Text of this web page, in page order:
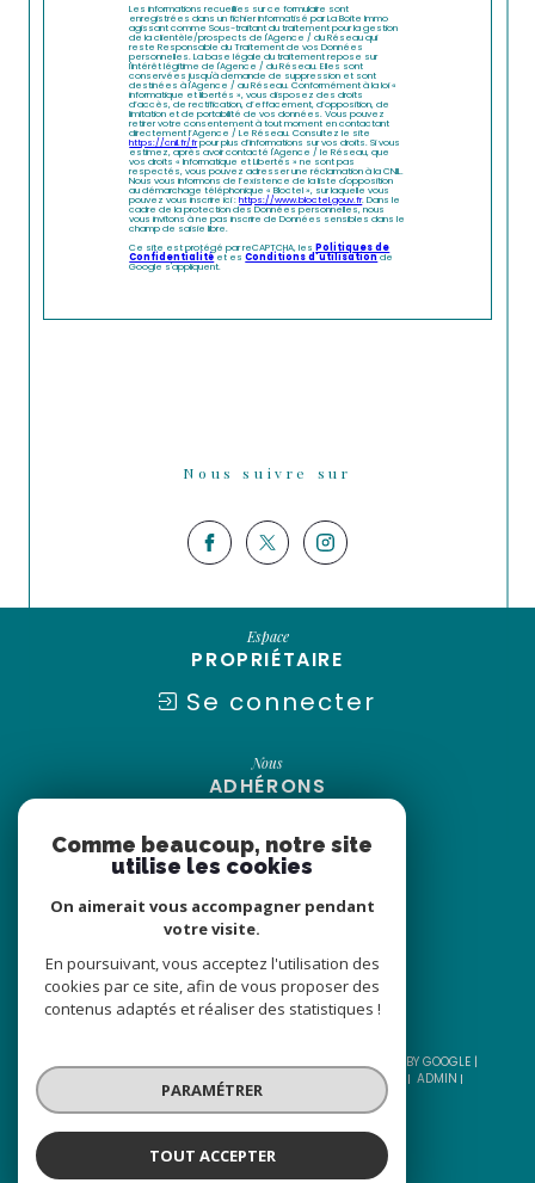
Les informations recueillies sur ce formulaire sont
enregistrées dans un fichier informatisé par La Boite Immo
agissant comme Sous-traitant du traitement pour la gestion
de la clientèle/prospects de l'Agence / du Réseau qui
reste Responsable du Traitement de vos Données
personnelles. La base légale du traitement repose sur
l'intérêt légitime de l'Agence / du Réseau. Elles sont
conservées jusqu'à demande de suppression et sont
destinées à l'Agence / au Réseau. Conformément à la loi «
informatique et libertés », vous disposez des droits
d’accès, de rectification, d’effacement, d’opposition, de
limitation et de portabilité de vos données. Vous pouvez
retirer votre consentement à tout moment en contactant
directement l’Agence / Le Réseau. Consultez le site
https://cnil.fr/frpour plus d’informations sur vos droits. Si vous
estimez, après avoir contacté l'Agence / le Réseau, que
vos droits « Informatique et Libertés » ne sont pas
respectés, vous pouvez adresser une réclamation à la CNIL.
Nous vous informons de l’existence de la liste d'opposition
au démarchage téléphonique « Bloctel », sur laquelle vous
pouvez vous inscrire ici :https://www.bloctel.gouv.fr. Dans le
cadre de la protection des Données personnelles, nous
vous invitons à ne pas inscrire de Données sensibles dans le
champ de saisie libre.
Ce site est protégé par reCAPTCHA, lesPolitiques de
Confidentialitéet esConditions d'utilisationde
Google s'appliquent.
Nous suivre sur
Espace
PROPRIÉTAIRE
Se connecter
Nous
ADHÉRONS
© 2026 | TOUS DROITS RÉSERVÉS | TRADUCTION POWERED BY GOOGLE |
PLAN DU SITE MENTIONS LÉGALES
ADMIN
NOS LIENS
POLITIQUE RGPD
Comme beaucoup, notre site
utilise les cookies
On aimerait vous accompagner pendant
votre visite.
En poursuivant, vous acceptez l'utilisation des
cookies par ce site, afin de vous proposer des
contenus adaptés et réaliser des statistiques !
PARAMÉTRER
TOUT ACCEPTER